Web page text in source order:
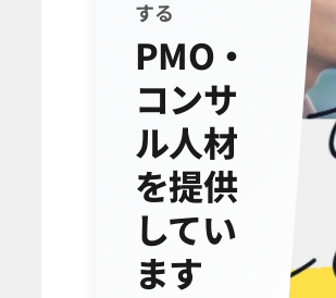
する
PMO・
コンサ
ル人材
を提供
してい
ます